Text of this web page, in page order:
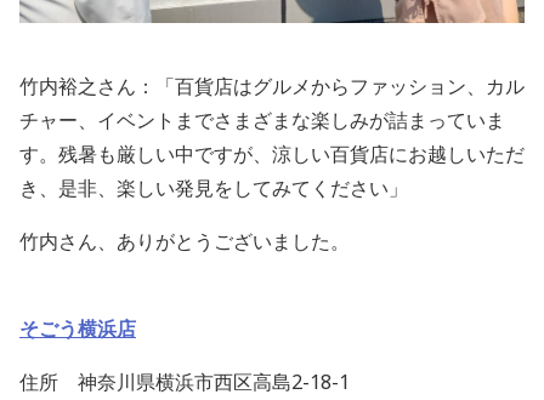
竹内裕之さん：「百貨店はグルメからファッション、カル
チャー、イベントまでさまざまな楽しみが詰まっていま
す。残暑も厳しい中ですが、涼しい百貨店にお越しいただ
き、是非、楽しい発見をしてみてください」
竹内さん、ありがとうございました。
そごう横浜店
住所 神奈川県横浜市西区高島2-18-1